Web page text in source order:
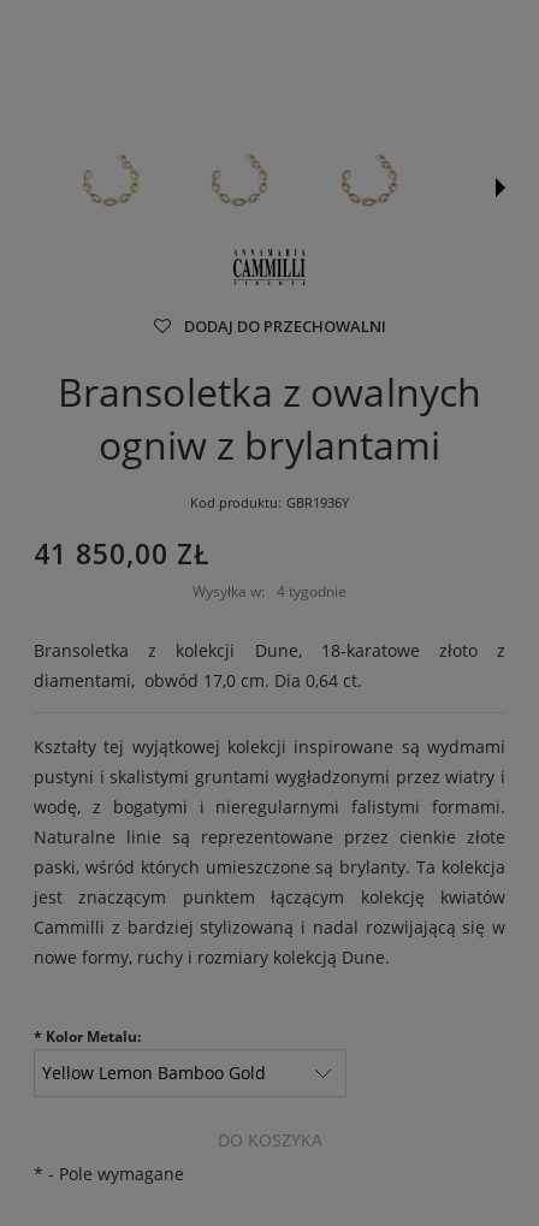
DODAJ DO PRZECHOWALNI
Bransoletka z owalnych
ogniw z brylantami
Kod produktu: GBR1936Y
41 850,00 ZŁ
Wysyłka w: 4 tygodnie
Bransoletka z kolekcji Dune, 18-karatowe złoto z
diamentami, obwód 17,0 cm. Dia 0,64 ct.
Kształty tej wyjątkowej kolekcji inspirowane są wydmami
pustyni i skalistymi gruntami wygładzonymi przez wiatry i
wodę, z bogatymi i nieregularnymi falistymi formami.
Naturalne linie są reprezentowane przez cienkie złote
paski, wśród których umieszczone są brylanty. Ta kolekcja
jest znaczącym punktem łączącym kolekcję kwiatów
Cammilli z bardziej stylizowaną i nadal rozwijającą się w
nowe formy, ruchy i rozmiary kolekcją Dune.
* Kolor Metalu:
DO KOSZYKA
* - Pole wymagane